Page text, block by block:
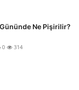
Ne Pişirilir?
0 314